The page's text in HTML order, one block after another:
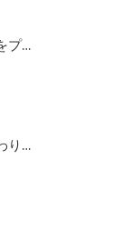
キッチンに高級感をプラス！シート施工で見た目を一新しました。
トイレが生まれ変わりました。